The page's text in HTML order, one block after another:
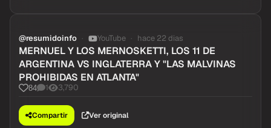
@resumidoinfo YouTube hace 22 dias
MERNUEL Y LOS MERNOSKETTI, LOS 11 DE
ARGENTINA VS INGLATERRA Y "LAS MALVINAS
PROHIBIDAS EN ATLANTA"
84 1 3,790
Compartir Ver original